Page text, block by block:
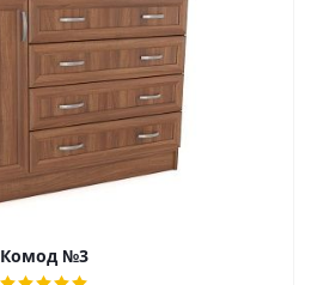
Комод №3